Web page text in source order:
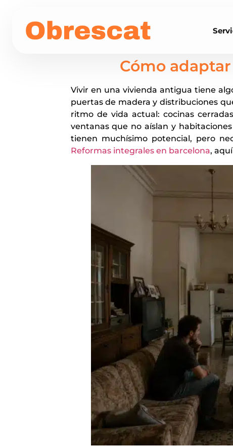
Cómo
Vivir en una vivienda antigua tiene
puertas de madera y distribuciones
ritmo de vida actual: cocinas
ventanas que no aíslan y
tienen muchísimo potencial, pero
Reformas integrales en barcelona,